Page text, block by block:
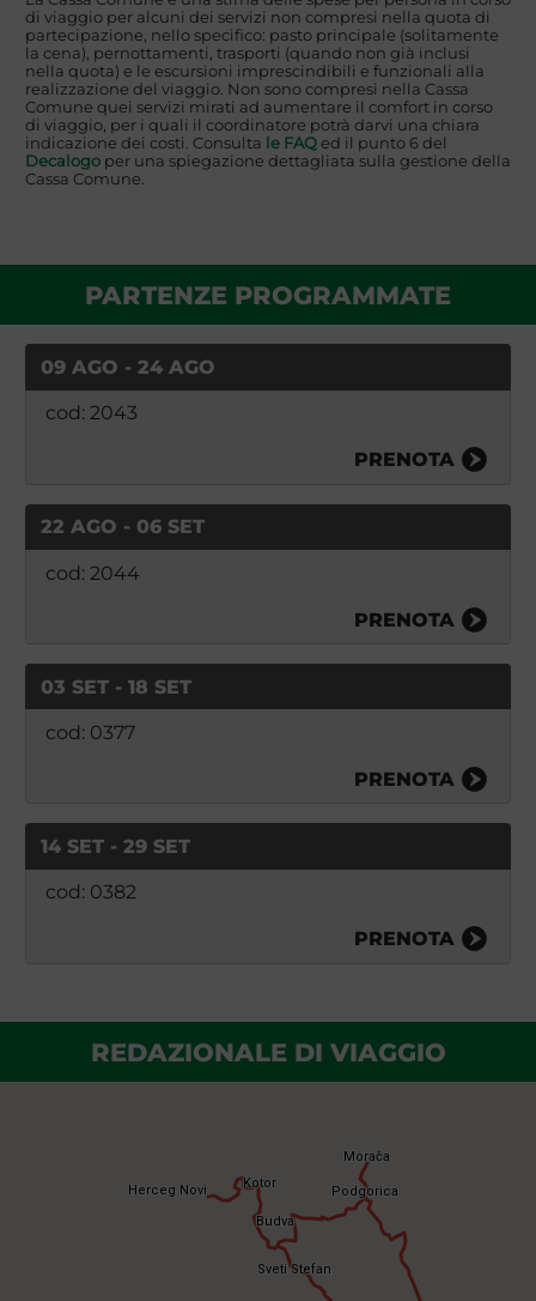
di viaggio per alcuni dei servizi non compresi nella quota di
partecipazione, nello specifico: pasto principale (solitamente
la cena), pernottamenti, trasporti (quando non già inclusi
nella quota) e le escursioni imprescindibili e funzionali alla
realizzazione del viaggio. Non sono compresi nella Cassa
Comune quei servizi mirati ad aumentare il comfort in corso
di viaggio, per i quali il coordinatore potrà darvi una chiara
indicazione dei costi. Consulta le FAQed il punto 6 del
Decalogoper una spiegazione dettagliata sulla gestione della
Cassa Comune.
PARTENZE PROGRAMMATE
09 AGO - 24 AGO
cod: 2043
PRENOTA
22 AGO - 06 SET
cod: 2044
PRENOTA
03 SET - 18 SET
cod: 0377
PRENOTA
14 SET - 29 SET
cod: 0382
PRENOTA
REDAZIONALE DI VIAGGIO